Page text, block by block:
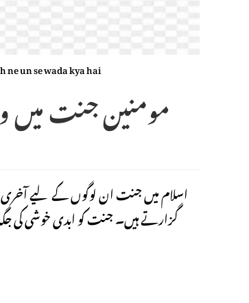
un se wada kya hai
اسلام میں جنت ان لوگوں کے لیے آخری
گزارتے ہیں۔ جنت کو ابدی خوشی کی